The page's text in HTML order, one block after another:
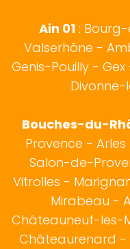
Ain 01 : Bourg-
Valserhône -
Genis-Pouilly - Gex
Divonne-
Bouches-du-
Provence - Arles
Salon-de-
Vitrolles -
Mirabeau -
Châteauneuf-les-
Châteaurenard -